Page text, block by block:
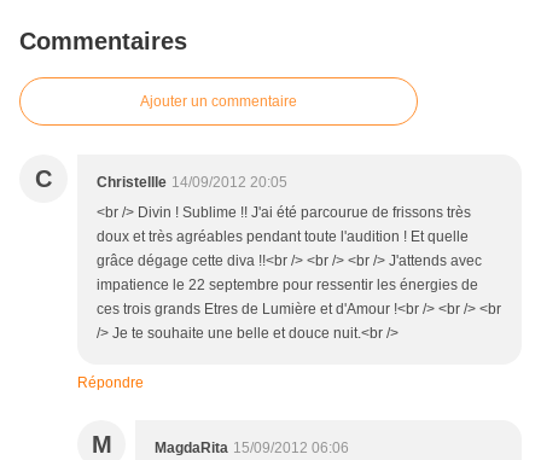
Commentaires
Ajouter un commentaire
C Christellle 14/09/2012 20:05
<br /> Divin ! Sublime !! J'ai été parcourue de frissons très
doux et très agréables pendant toute l'audition ! Et quelle
grâce dégage cette diva !!<br /> <br /> <br /> J'attends avec
impatience le 22 septembre pour ressentir les énergies de
ces trois grands Etres de Lumière et d'Amour !<br /> <br /> <br
/> Je te souhaite une belle et douce nuit.<br />
Répondre
M MagdaRita 15/09/2012 06:06